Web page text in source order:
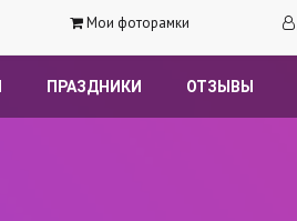
Мои фоторамки
ПРАЗДНИКИ ОТЗЫВЫ